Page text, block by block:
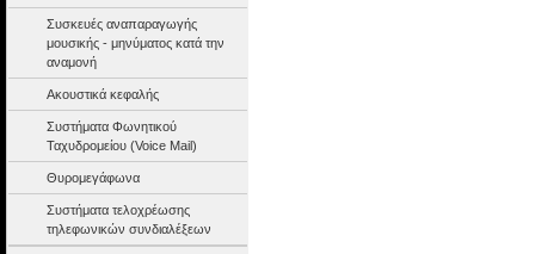
Συσκευές αναπαραγωγής
μουσικής - μηνύματος κατά την
αναμονή
Ακουστικά κεφαλής
Συστήματα Φωνητικού
Ταχυδρομείου (Voice Mail)
Θυρομεγάφωνα
Συστήματα τελοχρέωσης
τηλεφωνικών συνδιαλέξεων